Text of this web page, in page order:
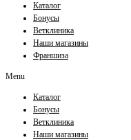
Каталог
Бонусы
Ветклиника
Наши магазины
Франшиза
Menu
Каталог
Бонусы
Ветклиника
Наши магазины